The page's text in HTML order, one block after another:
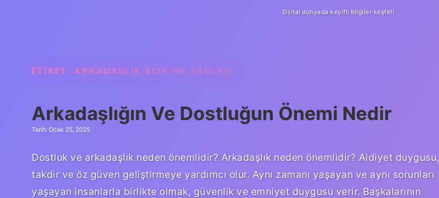
Dijital dünyada keyifli bilgiler keşfet!
ETIKET: ARKADAŞLIK BIZE NE SAĞLAR
Arkadaşlığın Ve Dostluğun Önemi Nedir
Tarih: Ocak 25, 2025
Dostluk ve arkadaşlık neden önemlidir? Arkadaşlık neden önemlidir? Aidiyet duygusu,
takdir ve öz güven geliştirmeye yardımcı olur. Aynı zamanı yaşayan ve aynı sorunları
yaşayan insanlarla birlikte olmak, güvenlik ve emniyet duygusu verir. Başkalarının